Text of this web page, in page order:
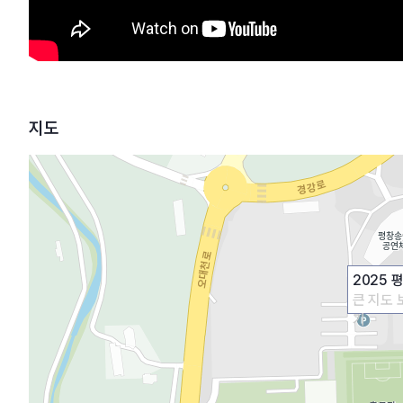
지도
2025 평
큰 지도
기